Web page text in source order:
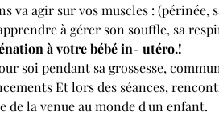
va agir sur vos muscles : (périnée,
à gérer son souffle, sa
à votre bébé in- utéro.!
soi pendant sa grossesse,
Et lors des séances,
de la venue au monde d'un enfant.